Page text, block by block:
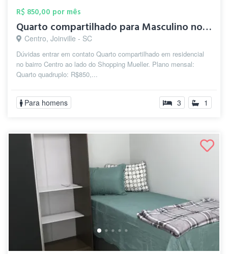
R$ 850,00 por mês
Quarto compartilhado para Masculino no C...
Centro, Joinville - SC
Dúvidas entrar em contato Quarto compartilhado em residencial
no bairro Centro ao lado do Shopping Mueller. Plano mensal:
Quarto quadruplo: R$850,...
Para homens 3 1